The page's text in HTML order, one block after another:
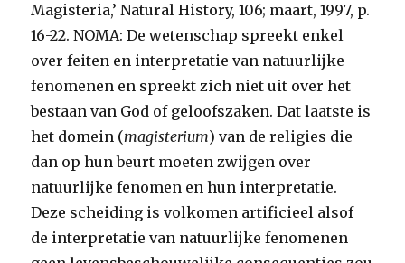
Magisteria,’ Natural History, 106; maart, 1997, p.
16-22. NOMA: De wetenschap spreekt enkel
over feiten en interpretatie van natuurlijke
fenomenen en spreekt zich niet uit over het
bestaan van God of geloofszaken. Dat laatste is
het domein (magisterium) van de religies die
dan op hun beurt moeten zwijgen over
natuurlijke fenomen en hun interpretatie.
Deze scheiding is volkomen artificieel alsof
de interpretatie van natuurlijke fenomenen